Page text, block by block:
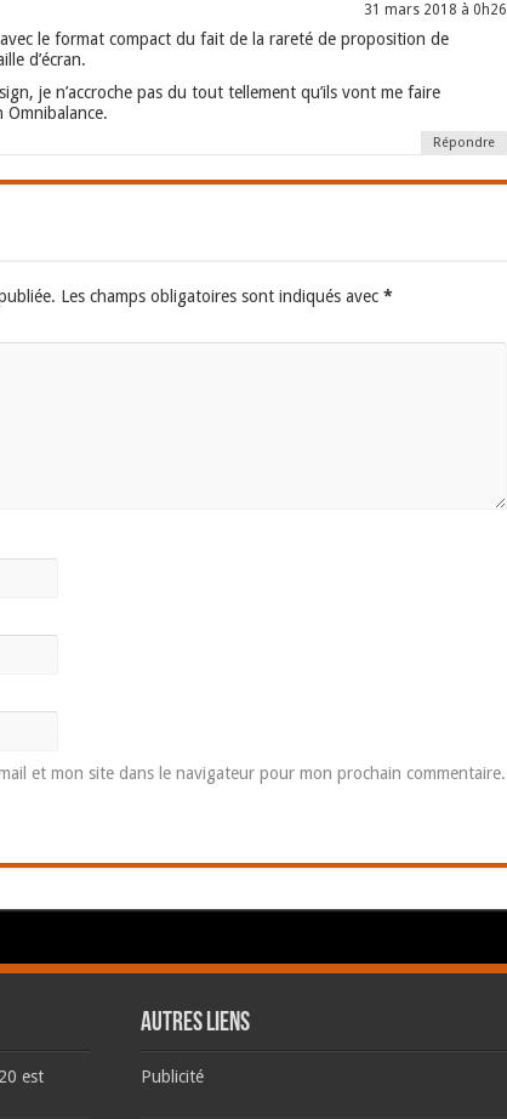
31 mars 2018 à 0h26
avec le format compact du fait de la rareté de proposition de
d’écran.
je n’accroche pas du tout tellement qu’ils vont me faire
Répondre
Les champs obligatoires sont indiqués avec *
et mon site dans le navigateur pour mon prochain commentaire.
est
AUTRES LIENS
Publicité